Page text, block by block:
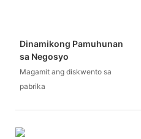
Dinamikong Pamuhunan
sa Negosyo
Magamit ang diskwento sa
pabrika